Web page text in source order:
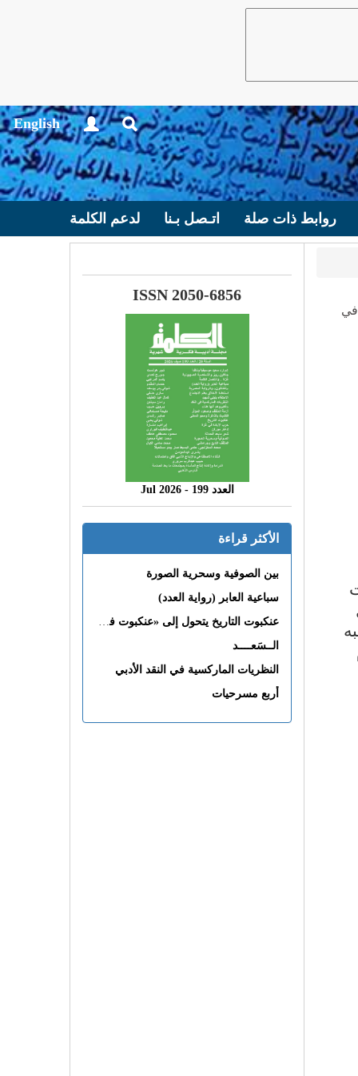
English
روابط ذات صلة اتـصل بـنا لدعم الكلمة
في
ISSN 2050-6856
العدد 199 - 2026 Jul
الأكثر قراءة
بين الصوفية وسحرية الصورة
سباعية العابر (رواية العدد)
عنكبوت التاريخ يتحول إلى «عنكبوت فى القلب»
الــسَعــــد
النظريات الماركسية في النقد الأدبي
أربع مسرحيات